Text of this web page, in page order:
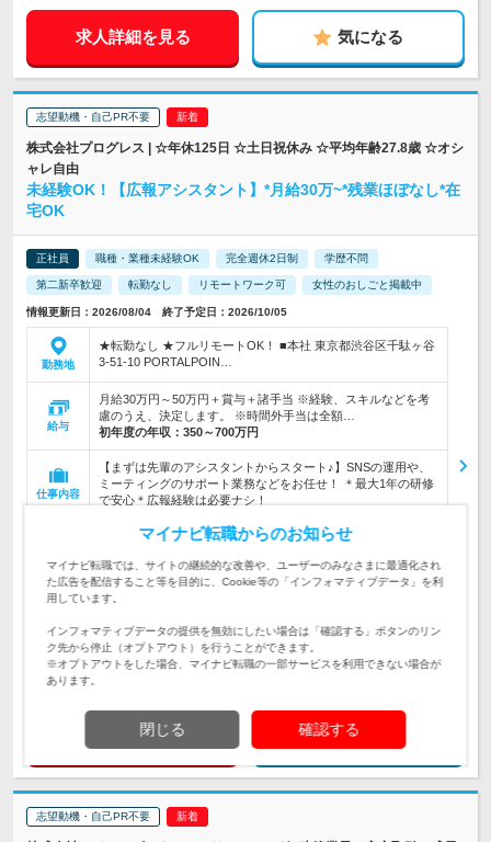
求人詳細を見る 気になる
志望動機・自己PR不要
株式会社プログレス | ☆年休125日 ☆土日祝休み ☆平均年齢27.8歳 ☆オシ
ャレ自由
未経験OK！【広報アシスタント】*月給30万~*残業ほぼなし*在
宅OK
正社員 職種・業種未経験OK 完全週休2日制 学歴不問
第二新卒歓迎 転勤なし リモートワーク可 女性のおしごと掲載中
情報更新日：2026/08/04 終了予定日：2026/10/05
勤務地
★転勤なし ★フルリモートOK！ ■本社 東京都渋谷区千駄ヶ谷
3-51-10 PORTALPOIN…
給与
月給30万円～50万円＋賞与＋諸手当 ※経験、スキルなどを考
慮のうえ、決定します。 ※時間外手当は全額…
初年度の年収： 350～700万円
仕事内容
【まずは先輩のアシスタントからスタート♪】SNSの運用や、
ミーティングのサポート業務などをお任せ！ ＊最大1年の研修
で安心＊広報経験は必要ナシ！
なる方
＼ポテンシャル重視の採用！／◎未経験・第二新卒歓迎◎学
画が好き」そんなアナタへ！
企業データ
設立：2017年10月／本社所在地：東京都
求人詳細を見る 気になる
志望動機・自己PR不要
マイナビ転職からのお知らせ
マイナビ転職では、サイトの継続的な改善や、ユーザーのみなさまに最適化され
た広告を配信すること等を目的に、Cookie等の「インフォマティブデータ」を利
用しています。
インフォマティブデータの提供を無効にしたい場合は「確認する」ボタンのリン
ク先から停止（オプトアウト）を行うことができます。
※オプトアウトをした場合、マイナビ転職の一部サービスを利用できない場合が
あります。
閉じる 確認する